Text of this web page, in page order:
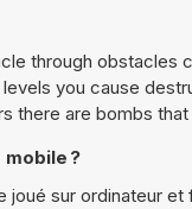
through obstacles
you cause
there are bombs
?
sur ordinateur